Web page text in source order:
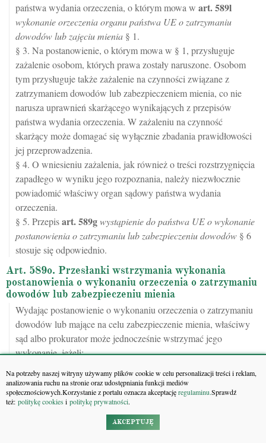
Na potrzeby naszej witryny używamy plików cookie w celu personalizacji treści i reklam,
analizowania ruchu na stronie oraz udostępniania funkcji mediów
społecznościowych.Korzystanie z portalu oznacza akceptacjęregulaminu.Sprawdź
też: politykę cookiesi politykę prywatności.
AKCEPTUJĘ
państwa wydania orzeczenia, o którym mowa w art.589l
wykonanie orzeczenia organu państwa UE o zatrzymaniu
dowodów lub zajęciu mienia § 1.
§ 3. Na postanowienie, o którym mowa w § 1, przysługuje
zażalenie osobom, których prawa zostały naruszone. Osobom
tym przysługuje także zażalenie na czynności związane z
zatrzymaniem dowodów lub zabezpieczeniem mienia, co nie
narusza uprawnień skarżącego wynikających z przepisów
państwa wydania orzeczenia. W zażaleniu na czynność
skarżący może domagać się wyłącznie zbadania prawidłowości
jej przeprowadzenia.
§ 4. O wniesieniu zażalenia, jak również o treści rozstrzygnięcia
zapadłego w wyniku jego rozpoznania, należy niezwłocznie
powiadomić właściwy organ sądowy państwa wydania
orzeczenia.
§ 5. Przepisart.589gwystąpienie do państwa UE o wykonanie
postanowienia o zatrzymaniu lub zabezpieczeniu dowodów § 6
stosuje się odpowiednio.
Art. 589o. Przesłanki wstrzymania wykonania
postanowienia o wykonaniu orzeczenia o zatrzymaniu
dowodów lub zabezpieczeniu mienia
Wydając postanowienie o wykonaniu orzeczenia o zatrzymaniu
dowodów lub mające na celu zabezpieczenie mienia, właściwy
sąd albo prokurator może jednocześnie wstrzymać jego
wykonanie, jeżeli:
postępowanie karne - na czas niezbędny dla zabezpieczenia
prawidłowego toku tego postępowania;
2) dowód albo mienie, których dotyczy orzeczenie, zostały
wcześniej zatrzymane albo zajęte dla potrzeb innego toczącego